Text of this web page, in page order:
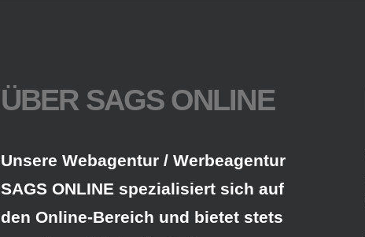
ÜBER SAGS ONLINE
Unsere Webagentur / Werbeagentur
SAGS ONLINE spezialisiert sich auf
den Online-Bereich und bietet stets